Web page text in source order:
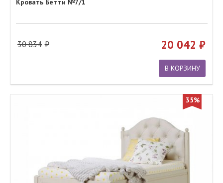
Кровать Бетти №7/1
30 834 20 042
В КОРЗИНУ
35%